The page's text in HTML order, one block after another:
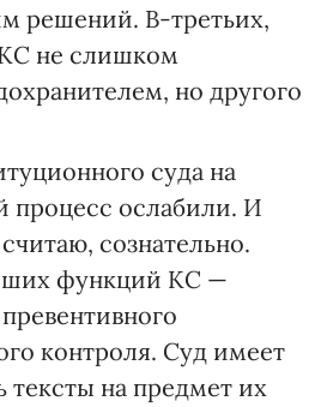
решений. В-третьих,
не слишком
но другого
суда на
ослабили. И
сознательно.
функций КС —
контроля. Суд имеет
тексты на предмет их